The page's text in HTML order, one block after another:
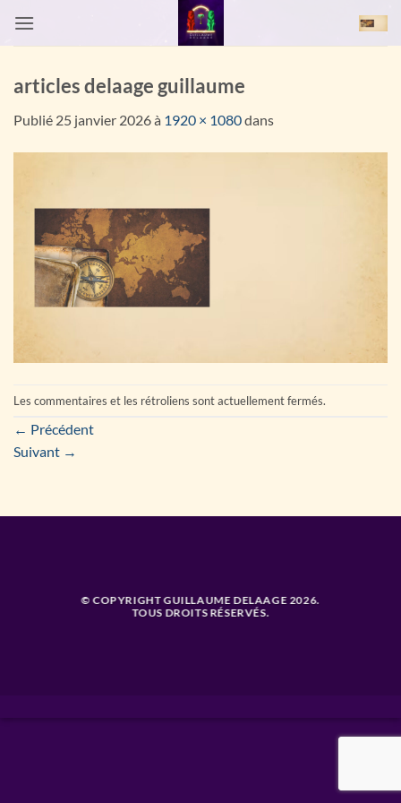
articles delaage guillaume
Publié 25 janvier 2026à 1920 × 1080dans
Les commentaires et les rétroliens sont actuellement fermés.
← Précédent
Suivant →
© COPYRIGHT GUILLAUME DELAAGE 2026.
TOUS DROITS RÉSERVÉS.